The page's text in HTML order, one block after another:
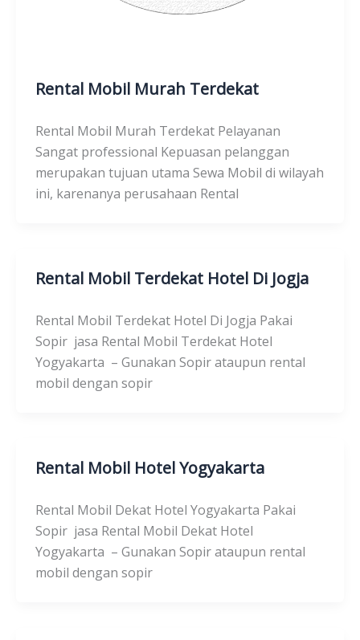
Rental Mobil Murah Terdekat
Rental Mobil Murah Terdekat Pelayanan
Sangat professional Kepuasan pelanggan
merupakan tujuan utama Sewa Mobil di wilayah
ini, karenanya perusahaan Rental
Rental Mobil Terdekat Hotel Di Jogja
Rental Mobil Terdekat Hotel Di Jogja Pakai
Sopir jasa Rental Mobil Terdekat Hotel
Yogyakarta – Gunakan Sopir ataupun rental
mobil dengan sopir
Rental Mobil Hotel Yogyakarta
Rental Mobil Dekat Hotel Yogyakarta Pakai
Sopir jasa Rental Mobil Dekat Hotel
Yogyakarta – Gunakan Sopir ataupun rental
mobil dengan sopir